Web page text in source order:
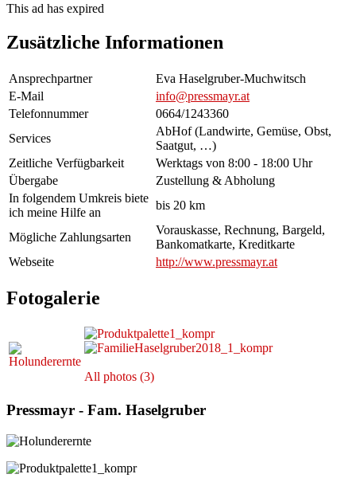
This ad has expired
Zusätzliche Informationen
Ansprechpartner
Eva Haselgruber-Muchwitsch
E-Mail
info@pressmayr.at
Telefonnummer
0664/1243360
Services
AbHof (Landwirte, Gemüse, Obst,
Saatgut, …)
Zeitliche Verfügbarkeit
Werktags von 8:00 - 18:00 Uhr
Übergabe
Zustellung & Abholung
In folgendem Umkreis biete
ich meine Hilfe an
bis 20 km
Mögliche Zahlungsarten
Vorauskasse, Rechnung, Bargeld,
Bankomatkarte, Kreditkarte
Webseite
http://www.pressmayr.at
Fotogalerie
All photos (3)
Pressmayr - Fam. Haselgruber